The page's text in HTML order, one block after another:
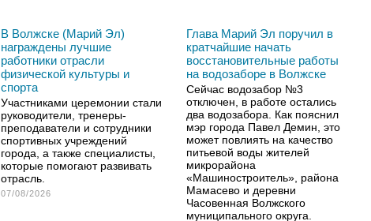
В Волжске (Марий Эл)
награждены лучшие
работники отрасли
физической культуры и
спорта
Участниками церемонии стали
руководители, тренеры-
преподаватели и сотрудники
спортивных учреждений
города, а также специалисты,
которые помогают развивать
отрасль.
07/08/2026
Глава Марий Эл поручил в
кратчайшие начать
восстановительные работы
на водозаборе в Волжске
Сейчас водозабор №3
отключен, в работе остались
два водозабора. Как пояснил
мэр города Павел Демин, это
может повлиять на качество
питьевой воды жителей
микрорайона
«Машиностроитель», района
Мамасево и деревни
Часовенная Волжского
муниципального округа.